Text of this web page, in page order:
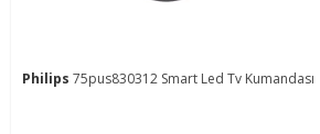
Philips 75pus830312 Smart Led Tv Kumandası